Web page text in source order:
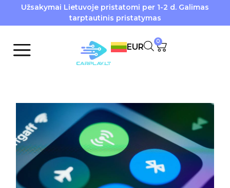
Užsakymai Lietuvoje pristatomi per 1-2 d. Galimas
tarptautinis pristatymas
EUR
0